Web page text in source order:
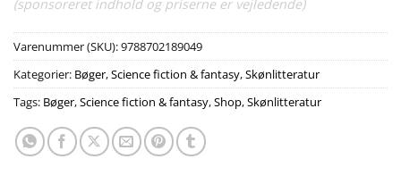
(sponsoreret indhold og priserne er vejledende)
Varenummer (SKU):9788702189049
Kategorier: Bøger,Science fiction & fantasy,Skønlitteratur
Tags: Bøger,Science fiction & fantasy,Shop,Skønlitteratur